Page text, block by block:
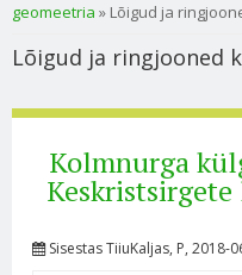
geomeetria » Lõigud ja
Lõigud ja ringjooned
Kolmnurga
SisestasTiiuKaljas, P, 2018-